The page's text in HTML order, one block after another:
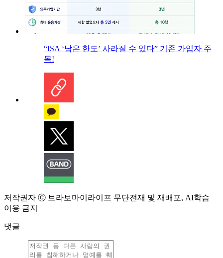
“ISA ‘남은 한도’ 사라질 수 있다” 기존 가입자 주
목!
저작권자 ⓒ 브라보마이라이프 무단전재 및 재배포, AI학습
이용 금지
댓글